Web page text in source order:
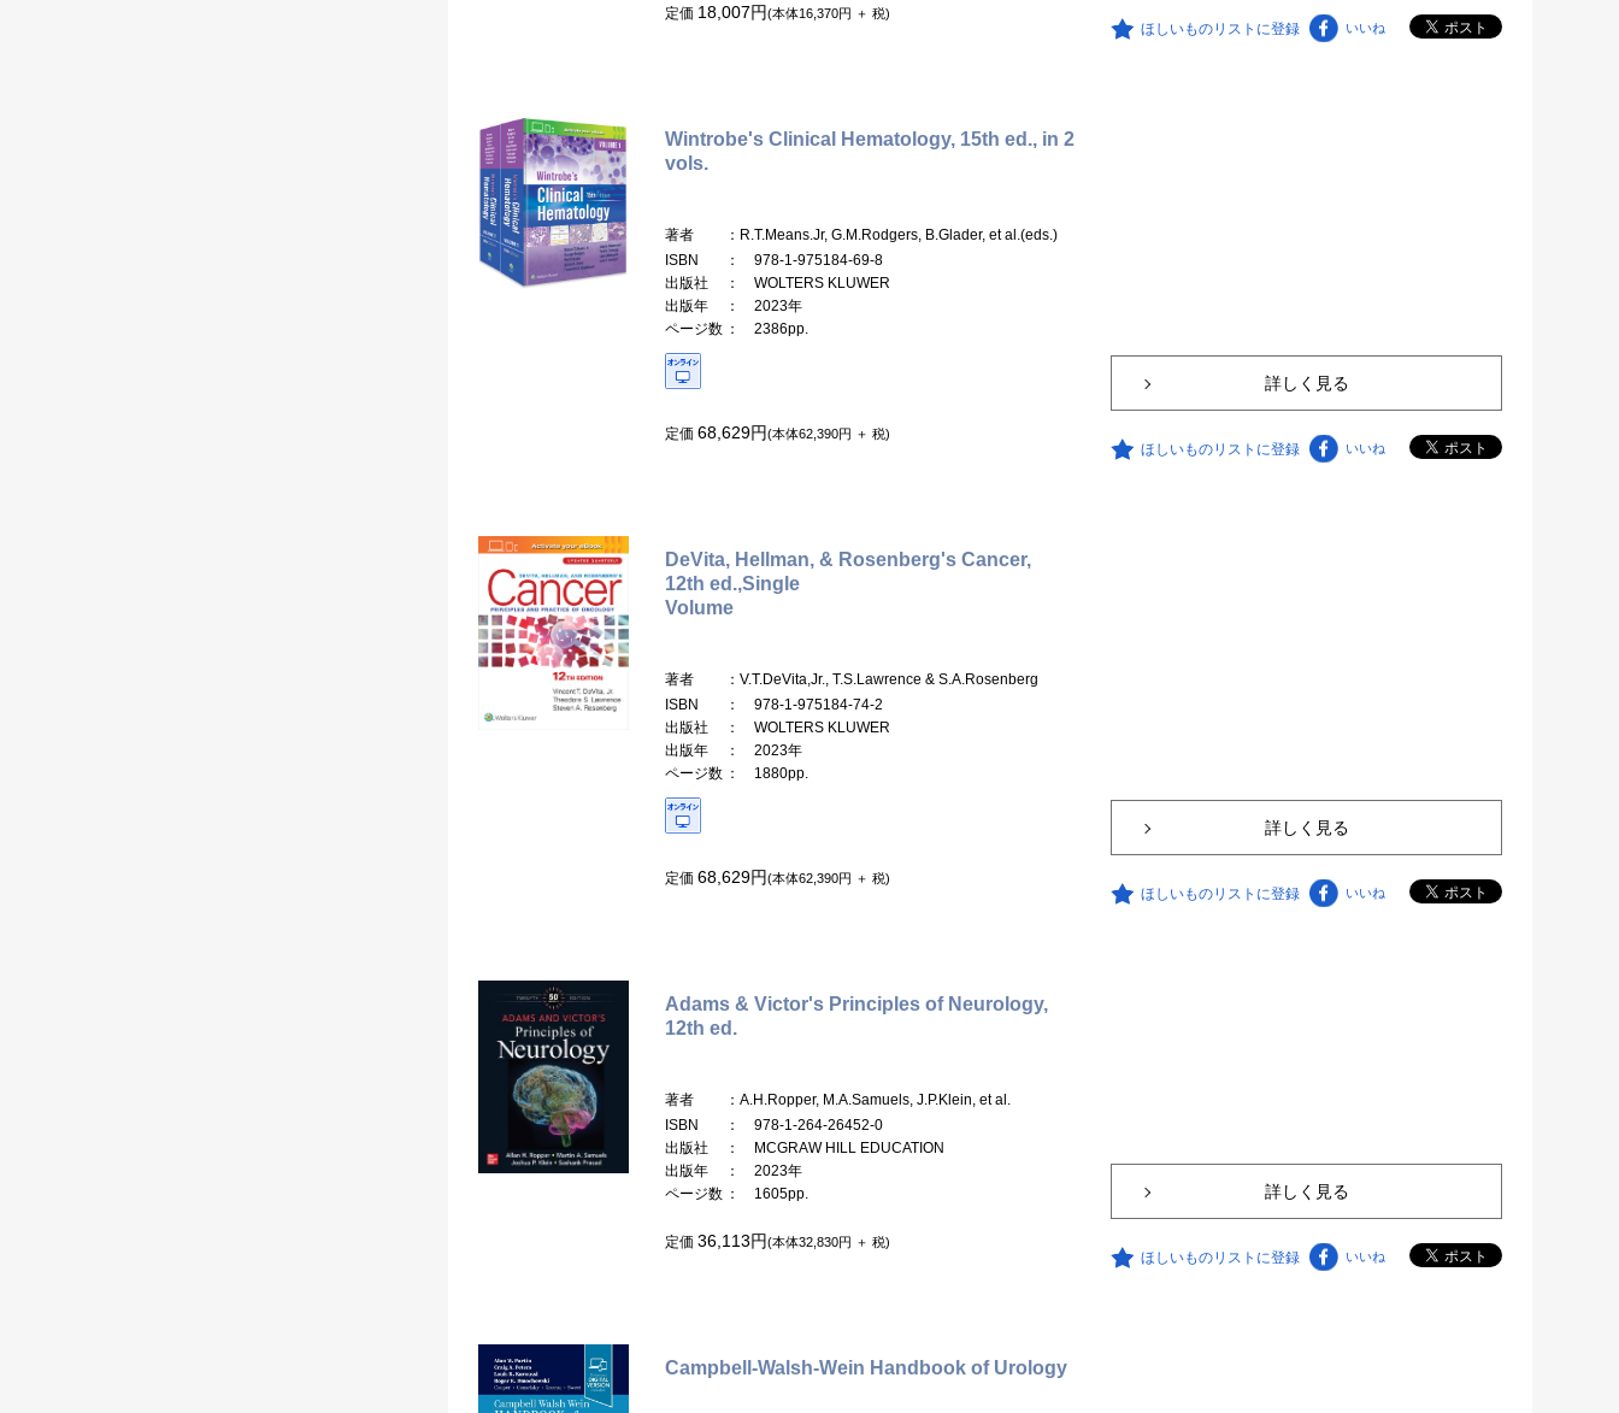
定価 18,007円(本体16,370円 ＋ 税)
ほしいものリストに登録 いいね
Wintrobe's Clinical Hematology, 15th ed., in 2
vols.
著者
：R.T.Means.Jr, G.M.Rodgers, B.Glader, et al.(eds.)
ISBN
： 978-1-975184-69-8
出版社
： WOLTERS KLUWER
出版年
： 2023年
ページ数 ： 2386pp.
定価 68,629円(本体62,390円 ＋ 税)
詳しく見る
ほしいものリストに登録 いいね
DeVita, Hellman, & Rosenberg's Cancer,
12th ed.,Single
Volume
著者
：V.T.DeVita,Jr., T.S.Lawrence & S.A.Rosenberg
ISBN
： 978-1-975184-74-2
出版社
： WOLTERS KLUWER
出版年
： 2023年
ページ数 ： 1880pp.
定価 68,629円(本体62,390円 ＋ 税)
詳しく見る
ほしいものリストに登録 いいね
Adams & Victor's Principles of Neurology,
12th ed.
著者
：A.H.Ropper, M.A.Samuels, J.P.Klein, et al.
ISBN
： 978-1-264-26452-0
出版社
： MCGRAW HILL EDUCATION
出版年
： 2023年
ページ数 ： 1605pp.
定価 36,113円(本体32,830円 ＋ 税)
詳しく見る
ほしいものリストに登録 いいね
Campbell-Walsh-Wein Handbook of Urology